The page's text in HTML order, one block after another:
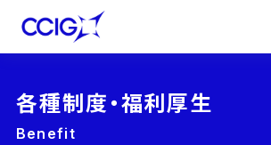
各種制度・福利厚生
Benefit